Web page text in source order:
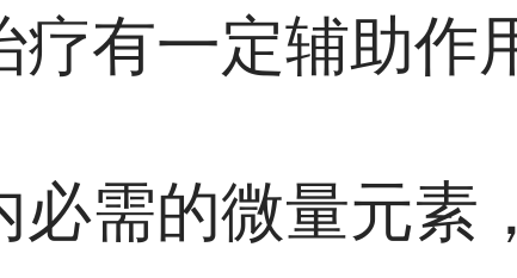
疗有一定辅助作
必需的微量元素